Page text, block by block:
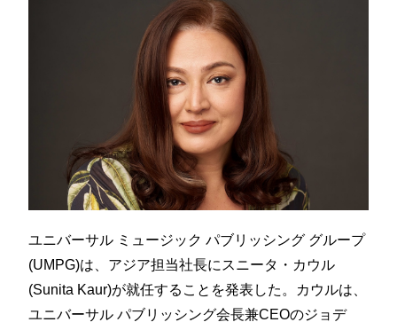
ユニバーサル ミュージック パブリッシング グループ
(UMPG)は、アジア担当社長にスニータ・カウル
(Sunita Kaur)が就任することを発表した。カウルは、
ユニバーサル パブリッシング会長兼CEOのジョデ